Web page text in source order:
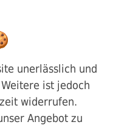
mit
DIN 912
unerlässlich und
ist jedoch
widerrufen.
Angebot zu